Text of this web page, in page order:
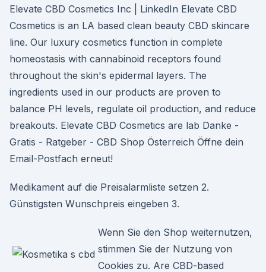
Elevate CBD Cosmetics Inc | LinkedIn Elevate CBD
Cosmetics is an LA based clean beauty CBD skincare
line. Our luxury cosmetics function in complete
homeostasis with cannabinoid receptors found
throughout the skin's epidermal layers. The
ingredients used in our products are proven to
balance PH levels, regulate oil production, and reduce
breakouts. Elevate CBD Cosmetics are lab Danke -
Gratis - Ratgeber - CBD Shop Österreich Öffne dein
Email-Postfach erneut!
Medikament auf die Preisalarmliste setzen 2.
Günstigsten Wunschpreis eingeben 3.
Wenn Sie den Shop weiternutzen,
stimmen Sie der Nutzung von
Cookies zu. Are CBD-based